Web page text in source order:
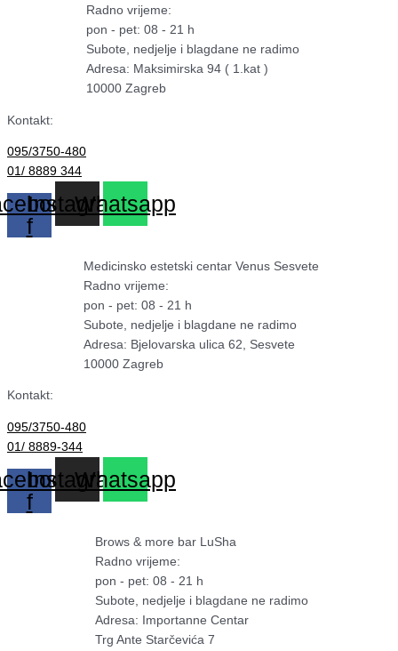
Radno vrijeme:
pon - pet: 08 - 21 h
Subote, nedjelje i blagdane ne radimo
Adresa: Maksimirska 94 ( 1.kat )
10000 Zagreb
Kontakt:
095/3750-480
01/ 8889 344
f
Instagram
Whatsapp
Medicinsko estetski centar Venus Sesvete
Radno vrijeme:
pon - pet: 08 - 21 h
Subote, nedjelje i blagdane ne radimo
Adresa: Bjelovarska ulica 62, Sesvete
10000 Zagreb
Kontakt:
095/3750-480
01/ 8889-344
f
Instagram
Whatsapp
Brows & more bar LuSha
Radno vrijeme:
pon - pet: 08 - 21 h
Subote, nedjelje i blagdane ne radimo
Adresa: Importanne Centar
Trg Ante Starčevića 7